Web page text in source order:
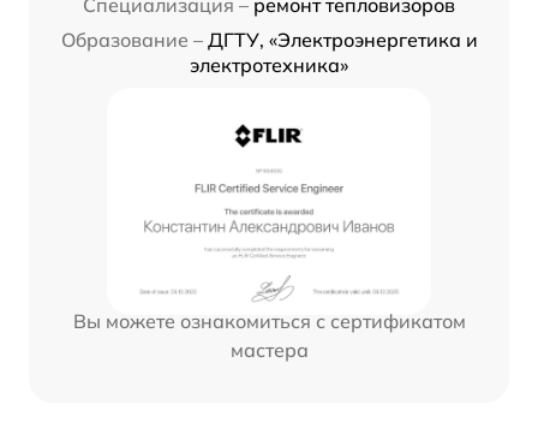
Специализация – ремонт тепловизоров
Образование – ДГТУ, «Электроэнергетика и
электротехника»
Вы можете ознакомиться с сертификатом
мастера